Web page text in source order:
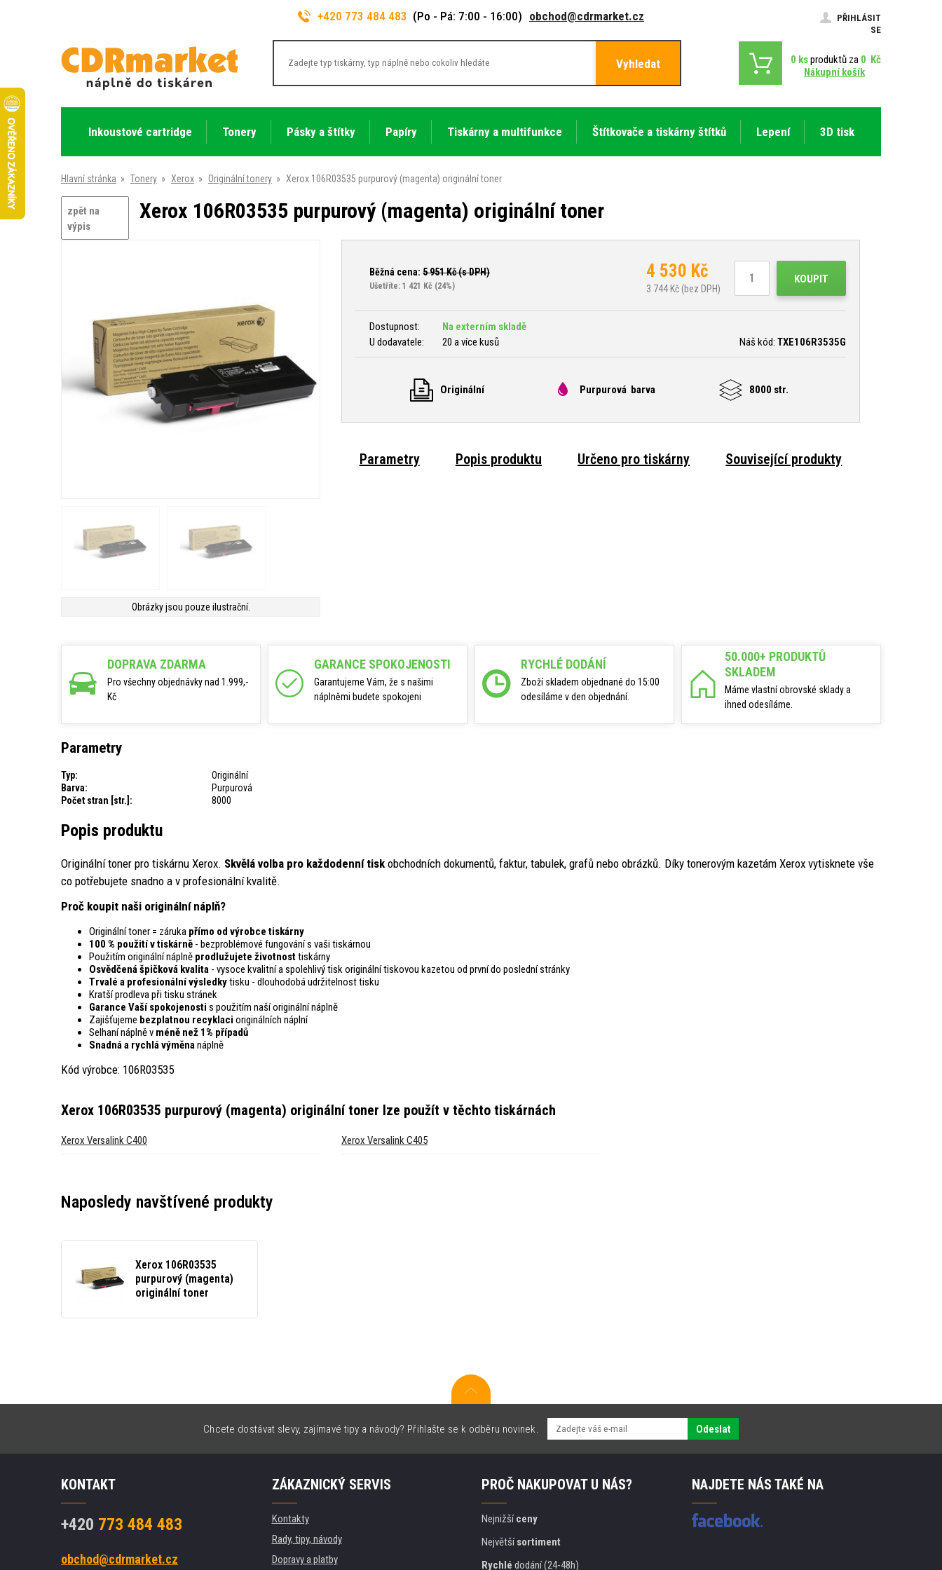
+420 773 484 483 (Po - Pá: 7:00 - 16:00) obchod@cdrmarket.cz
PŘIHLÁSIT
SE
Vyhledat 0 ksproduktů za 0 Kč
Nákupní košík
Inkoustové cartridge Tonery Pásky a štítky Papíry Tiskárny a multifunkce Štítkovače a tiskárny štítků Lepení 3D tisk
Hlavní stránka » Tonery » Xerox » Originální tonery » Xerox 106R03535 purpurový (magenta) originální toner
zpět na
výpis
Xerox 106R03535 purpurový (magenta) originální toner
Obrázky jsou pouze ilustrační.
Běžná cena: 5 951Kč (s DPH)
Ušetříte: 1 421 Kč (24%)
4 530 Kč
3 744Kč (bez DPH)
KOUPIT
Dostupnost:
Na externím skladě
U dodavatele:
20 a více kusů Náš kód: TXE106R3535G
Originální Purpurová barva 8000 str.
Parametry Popis produktu Určeno pro tiskárny Související produkty
DOPRAVA ZDARMA
Pro všechny objednávky nad 1.999,-
Kč
GARANCE SPOKOJENOSTI
Garantujeme Vám, že s našimi
náplněmi budete spokojeni
RYCHLÉ DODÁNÍ
Zboží skladem objednané do 15:00
odesíláme v den objednání.
50.000+ PRODUKTŮ
SKLADEM
Máme vlastní obrovské sklady a
ihned odesíláme.
Parametry
Typ:
Originální
Barva:
Purpurová
Počet stran [str.]:
8000
Popis produktu
Originální toner pro tiskárnu Xerox. Skvělá volba pro každodenní tisk obchodních dokumentů, faktur, tabulek, grafů nebo obrázků. Díky tonerovým kazetám Xerox vytisknete vše
co potřebujete snadno a v profesionální kvalitě.
Proč koupit naši originální náplň?
Originální toner = záruka přímo od výrobce tiskárny
100 % použití v tiskárně - bezproblémové fungování s vaši tiskárnou
Použitím originální náplně prodlužujete životnosttiskárny
Osvědčená špičková kvalita - vysoce kvalitní a spolehlivý tisk originální tiskovou kazetou od první do poslední stránky
Trvalé a profesionální výsledkytisku - dlouhodobá udržitelnost tisku
Kratší prodleva při tisku stránek
Garance Vaší spokojenosti s použitím naší originální náplně
Zajišťujeme bezplatnou recyklaci originálních náplní
Selhaní náplně v méně než 1% případů
Snadná a rychlá výměnanáplně
Kód výrobce: 106R03535
Xerox 106R03535 purpurový (magenta) originální toner lze použít v těchto tiskárnách
Xerox Versalink C400 Xerox Versalink C405
Naposledy navštívené produkty
Xerox 106R03535
purpurový (magenta)
originální toner
Chcete dostávat slevy, zajímavé tipy a návody? Přihlašte se k odběru novinek. Odeslat
KONTAKT
+420 773 484 483
obchod@cdrmarket.cz
ZÁKAZNICKÝ SERVIS
Kontakty
Rady, tipy, návody
Dopravy a platby
PROČ NAKUPOVAT U NÁS?
Nejnižšíceny
Největšísortiment
Rychlé dodání (24-48h)
NAJDETE NÁS TAKÉ NA